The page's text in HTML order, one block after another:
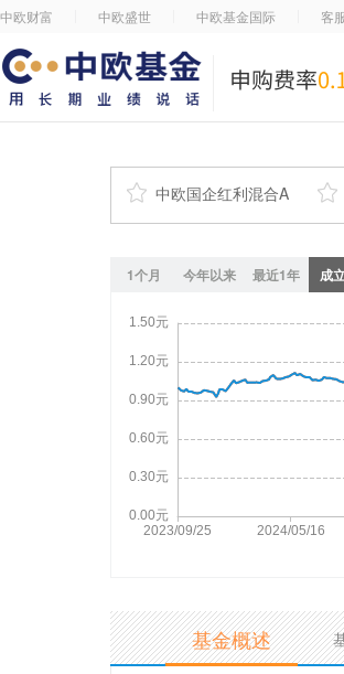
中欧财富 中欧盛世 中欧基金国际 客
 中欧国企红利混合A 
1个月 今年以来 最近1年 成
基金概述